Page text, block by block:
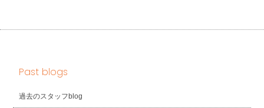
Past blogs
過去のスタッフblog